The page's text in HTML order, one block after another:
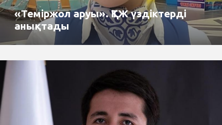
«Теміржол аруы». ҚТЖ үздіктерді
анықтады